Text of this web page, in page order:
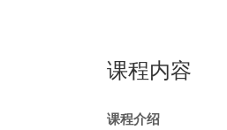
课程内容
课程介绍